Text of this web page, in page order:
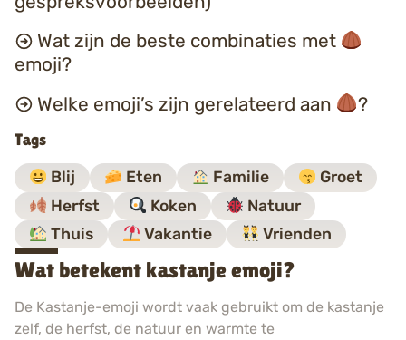
Wat zijn de beste combinaties met
emoji?
Welke emoji’s zijn gerelateerd aan
?
Tags
Blij Eten Familie
Groet
Herfst
Koken
Natuur
Thuis
Vakantie Vrienden
Wat betekent kastanje emoji?
De Kastanje-emoji wordt vaak gebruikt om de kastanje
zelf, de herfst, de natuur en warmte te